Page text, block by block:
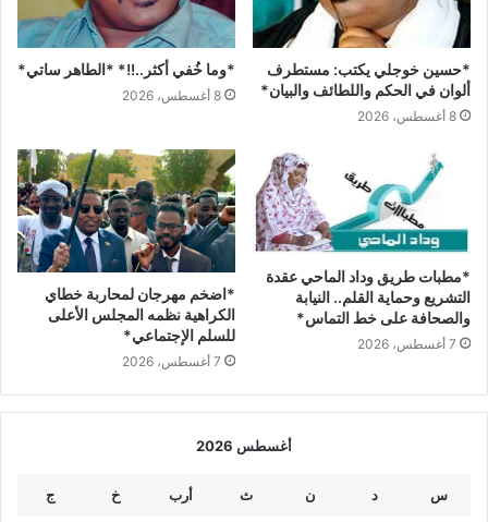
*حسين خوجلي يكتب: مستطرف
ألوان في الحكم واللطائف والبيان*
8 أغسطس، 2026
*وما خُفي أكثر..!!* *الطاهر ساتي*
8 أغسطس، 2026
*مطبات طريق ​وداد الماحي ​عقدة
التشريع وحماية القلم.. النيابة
والصحافة على خط التماس*
7 أغسطس، 2026
*اضخم مهرجان لمحاربة خطاي
الكراهية نظمه المجلس الأعلى
للسلم الإجتماعي*
7 أغسطس، 2026
أغسطس 2026
س د ن ث أرب خ ج